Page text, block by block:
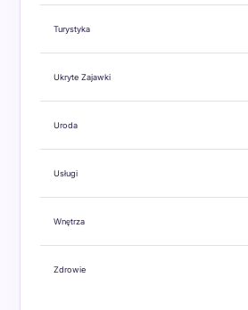
Turystyka
Ukryte Zajawki
Uroda
Usługi
Wnętrza
Zdrowie